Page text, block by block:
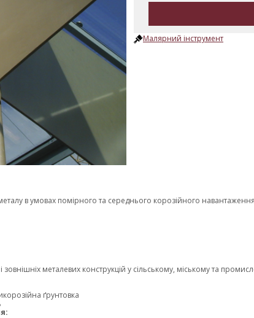
Малярний інструмент
в умовах помірного та середнього корозійного
зовнішніх металевих конструкцій у сільському, міському та
ґрунтовка